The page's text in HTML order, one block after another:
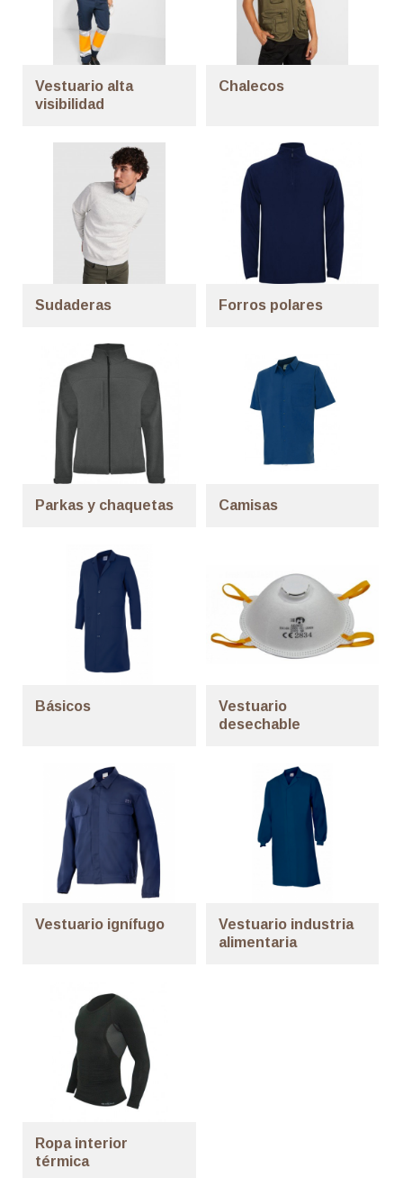
Vestuario alta
visibilidad
Chalecos
Sudaderas Forros polares
Parkas y chaquetas Camisas
Básicos
Vestuario
desechable
Vestuario ignífugo
Vestuario industria
alimentaria
Ropa interior
térmica